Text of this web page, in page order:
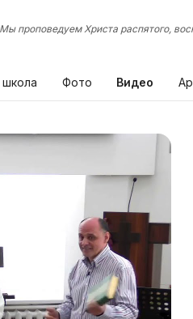
Мы проповедуем Христа распятого,
Фото Видео